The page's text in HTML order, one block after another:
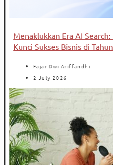
Menaklukkan Era AI
Kunci Sukses Bisnis di
Fajar Dwi Ariffandhi
2 July 2026